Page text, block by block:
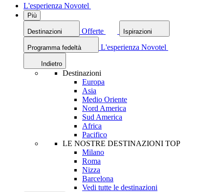
L'esperienza Novotel
Più
Destinazioni Offerte Ispirazioni
Programma fedeltà L'esperienza Novotel
Indietro
Destinazioni
Europa
Asia
Medio Oriente
Nord America
Sud America
Africa
Pacifico
LE NOSTRE DESTINAZIONI TOP
Milano
Roma
Nizza
Barcelona
Vedi tutte le destinazioni